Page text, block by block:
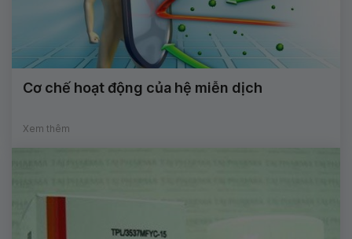
Cơ chế hoạt động của hệ miễn dịch
Xem thêm